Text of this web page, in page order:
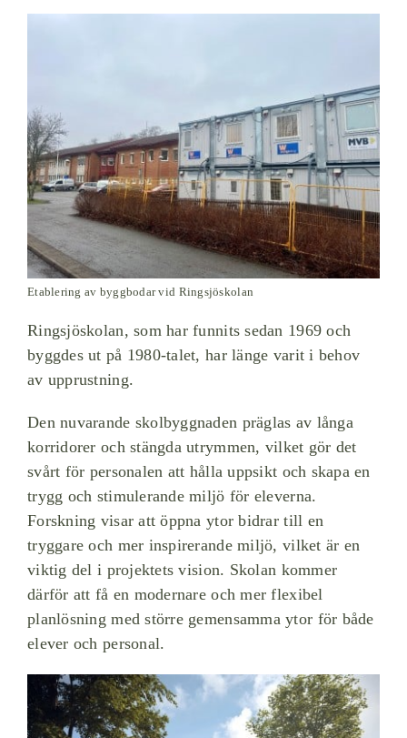
Etablering av byggbodar vid Ringsjöskolan
Ringsjöskolan, som har funnits sedan 1969 och
byggdes ut på 1980-talet, har länge varit i behov
av upprustning.
Den nuvarande skolbyggnaden präglas av långa
korridorer och stängda utrymmen, vilket gör det
svårt för personalen att hålla uppsikt och skapa en
trygg och stimulerande miljö för eleverna.
Forskning visar att öppna ytor bidrar till en
tryggare och mer inspirerande miljö, vilket är en
viktig del i projektets vision. Skolan kommer
därför att få en modernare och mer flexibel
planlösning med större gemensamma ytor för både
elever och personal.